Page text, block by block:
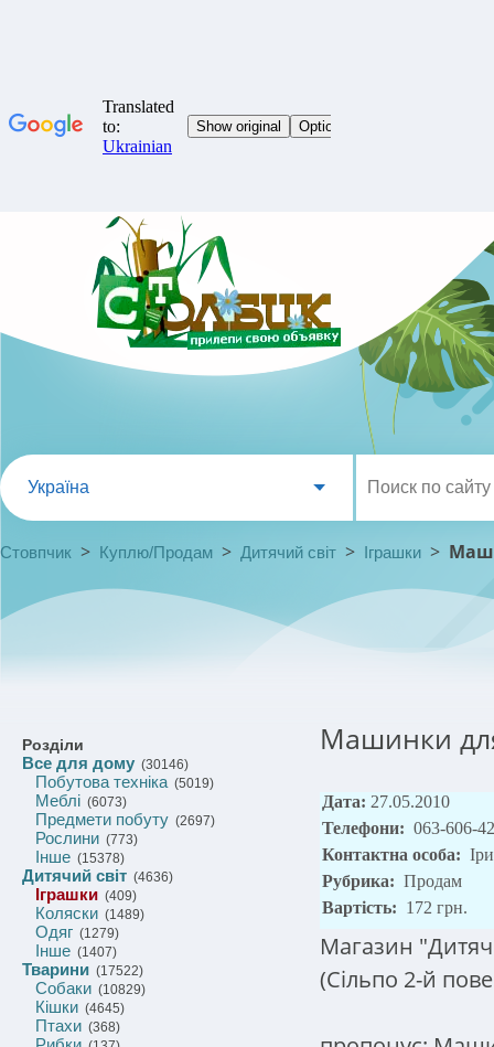
Україна
Стовпчик > Куплю/Продам > Дитячий світ > Іграшки >
Розділи
Все для дому (30146)
Побутова техніка(5019)
Меблі (6073)
Предмети побуту (2697)
Рослини (773)
Інше (15378)
Дитячий світ (4636)
Іграшки (409)
Коляски (1489)
Одяг (1279)
Інше (1407)
Тварини (17522)
Собаки (10829)
Кішки (4645)
Птахи (368)
Машинки
Дата: 27.05.2010
Телефони: 063-606-
Контактна особа:
Рубрика: Продам
Вартість: 172 грн.
Магазин
(Сільпо 2-й